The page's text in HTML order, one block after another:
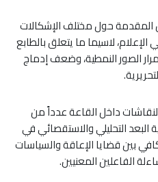
حول مختلف الإشكالات
لاسيما ما يتعلق بالطابع
الصور النمطية، وضعف إدماج
داخل القاعة عدداً من
البعد التحليلي والاستقصائي في
بين قضايا الإعاقة والسياسات
الفاعلين المعنيين.